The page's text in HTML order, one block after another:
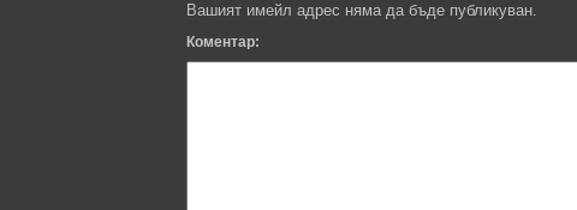
Вашият имейл адрес няма да бъде публикуван.
Коментар: